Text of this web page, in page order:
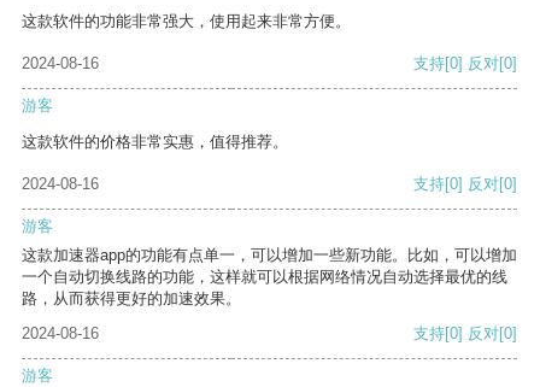
这款软件的功能非常强大，使用起来非常方便。
2024-08-16 支持[0] 反对[0]
游客
这款软件的价格非常实惠，值得推荐。
2024-08-16 支持[0] 反对[0]
游客
这款加速器app的功能有点单一，可以增加一些新功能。比如，可以增加
一个自动切换线路的功能，这样就可以根据网络情况自动选择最优的线
路，从而获得更好的加速效果。
2024-08-16
支持[0] 反对[0]
游客